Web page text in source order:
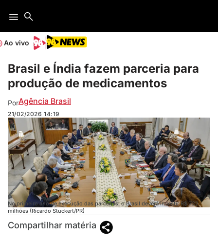
Ao vivo
Brasil e Índia fazem parceria para
produção de medicamentos
PorAgência Brasil
21/02/2026 14:19
No primeiro ano de execução das parcerias, o Brasil deverá investir R$ 722
milhões (Ricardo Stuckert/PR)
Compartilhar matéria